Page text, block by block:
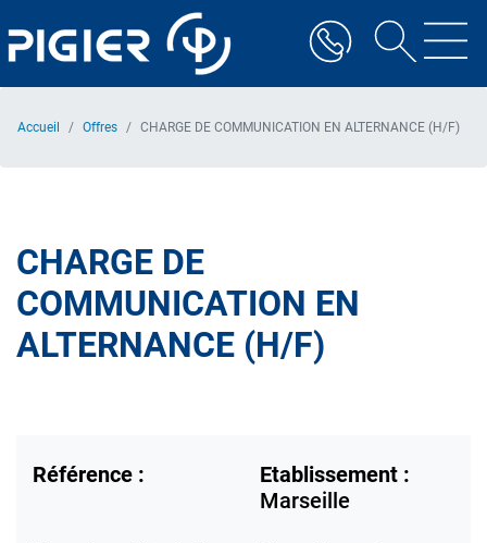
au
contenu
Accueil Offres CHARGE DE COMMUNICATION EN ALTERNANCE (H/F)
CHARGE DE
COMMUNICATION EN
ALTERNANCE (H/F)
Référence :
Etablissement :
Marseille